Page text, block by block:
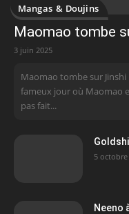
Mangas & Doujins
Maomao tombe
3 juin 2025
Maomao tombe sur
fameux jour où Maomao
pas fait...
5 octobre
Neeno